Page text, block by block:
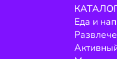
Еда и